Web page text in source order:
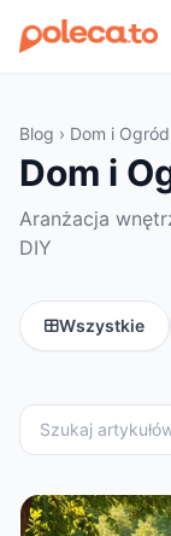
Blog › Dom i Ogród
Dom i
Aranżacja
DIY
Wszystkie